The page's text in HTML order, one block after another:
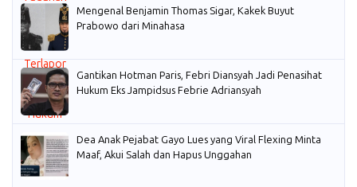
Mengenal Benjamin Thomas Sigar, Kakek Buyut
Prabowo dari Minahasa
Gantikan Hotman Paris, Febri Diansyah Jadi Penasihat
Hukum Eks Jampidsus Febrie Adriansyah
Dea Anak Pejabat Gayo Lues yang Viral Flexing Minta
Maaf, Akui Salah dan Hapus Unggahan